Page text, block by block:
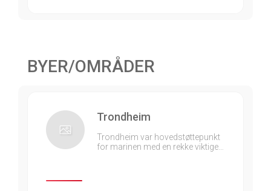
BYER/OMRÅDER
Trondheim
Trondheim var hovedstøttepunkt
for marinen med en rekke viktige…